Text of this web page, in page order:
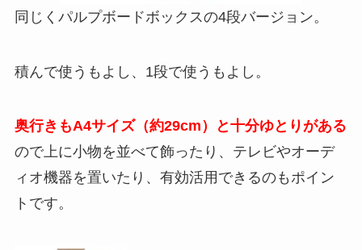
同じくパルプボードボックスの4段バージョン。
積んで使うもよし、1段で使うもよし。
奥行きもA4サイズ（約29cm）と十分ゆとりがある
ので上に小物を並べて飾ったり、テレビやオーデ
ィオ機器を置いたり、有効活用できるのもポイン
トです。